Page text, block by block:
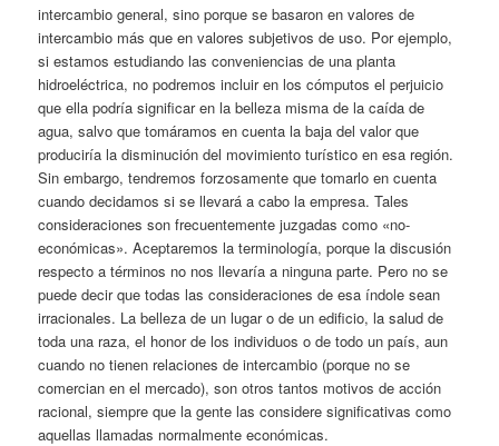
intercambio general, sino porque se basaron en valores de
intercambio más que en valores subjetivos de uso. Por ejemplo,
si estamos estudiando las conveniencias de una planta
hidroeléctrica, no podremos incluir en los cómputos el perjuicio
que ella podría significar en la belleza misma de la caída de
agua, salvo que tomáramos en cuenta la baja del valor que
produciría la disminución del movimiento turístico en esa región.
Sin embargo, tendremos forzosamente que tomarlo en cuenta
cuando decidamos si se llevará a cabo la empresa. Tales
consideraciones son frecuentemente juzgadas como «no-
económicas». Aceptaremos la terminología, porque la discusión
respecto a términos no nos llevaría a ninguna parte. Pero no se
puede decir que todas las consideraciones de esa índole sean
irracionales. La belleza de un lugar o de un edificio, la salud de
toda una raza, el honor de los individuos o de todo un país, aun
cuando no tienen relaciones de intercambio (porque no se
comercian en el mercado), son otros tantos motivos de acción
racional, siempre que la gente las considere significativas como
aquellas llamadas normalmente económicas.